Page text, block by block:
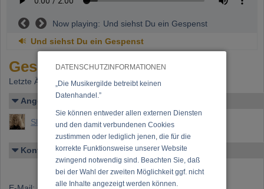
DATENSCHUTZINFORMATIONEN
„Die Musikergilde betreibt keinen
Datenhandel.”
Sie können entweder allen externen Diensten
und den damit verbundenen Cookies
zustimmen oder lediglich jenen, die für die
korrekte Funktionsweise unserer Website
zwingend notwendig sind. Beachten Sie, daß
bei der Wahl der zweiten Möglichkeit ggf. nicht
alle Inhalte angezeigt werden können.
Now playing: Und siehst Du ein Gespenst
Und siehst Du ein Gespenst
Gespenstercombo
Letzte Änderung: 27.02.2015
Angelegt von
Sleepy Jay
Kontakt